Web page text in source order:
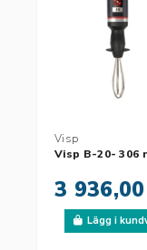
Visp
Visp B-20- 306
3
Lägg i